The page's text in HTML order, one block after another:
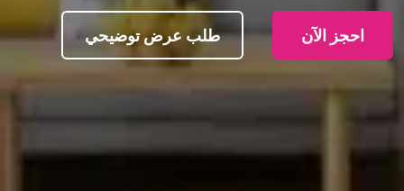
طلب عرض توضيحي